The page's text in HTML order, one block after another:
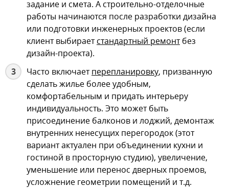
задание и смета. А строительно-отделочные
работы начинаются после разработки дизайна
или подготовки инженерных проектов (если
клиент выбираетстандартный ремонтбез
дизайн-проекта).
Часто включаетперепланировку, призванную
сделать жилье более удобным,
комфортабельным и придать интерьеру
индивидуальность. Это может быть
присоединение балконов и лоджий, демонтаж
внутренних ненесущих перегородок (этот
вариант актуален при объединении кухни и
гостиной в просторную студию), увеличение,
уменьшение или перенос дверных проемов,
усложнение геометрии помещений и т.д.